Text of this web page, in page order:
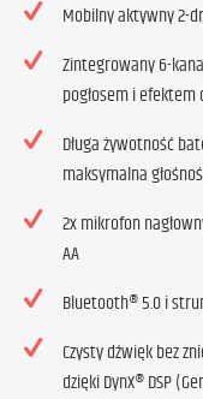
Mobilny aktywny 2-
Zintegrowany 6-
pogłosem i efektem
Długa żywotność
maksymalna
2x mikrofon
AA
Bluetooth® 5.0 i
Czysty dźwięk bez
dzięki DynX® DSP